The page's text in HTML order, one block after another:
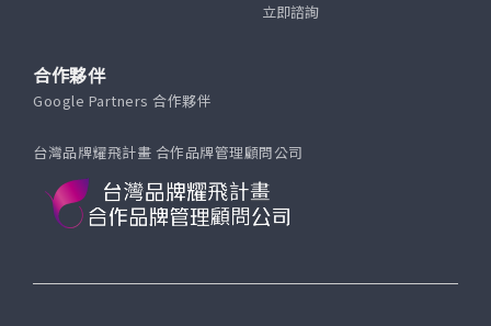
立即諮詢
合作夥伴
Google Partners 合作夥伴
台灣品牌耀飛計畫 合作品牌管理顧問公司